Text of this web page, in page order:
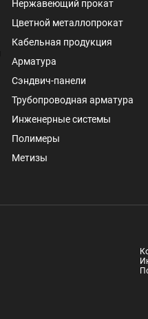
Нержавеющий прокат
Цветной металлопрокат
Кабельная продукция
Арматура
Сэндвич-панели
Трубопроводная арматура
Инженерные системы
Полимеры
Метизы